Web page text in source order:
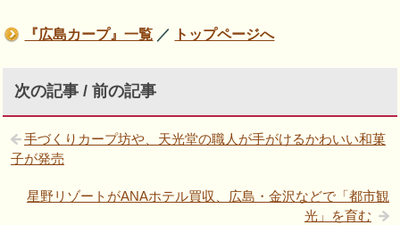
『広島カープ』一覧 ／ トップページへ
次の記事 / 前の記事
手づくりカープ坊や、天光堂の職人が手がけるかわいい和菓
子が発売
星野リゾートがANAホテル買収、広島・金沢などで「都市観
光」を育む